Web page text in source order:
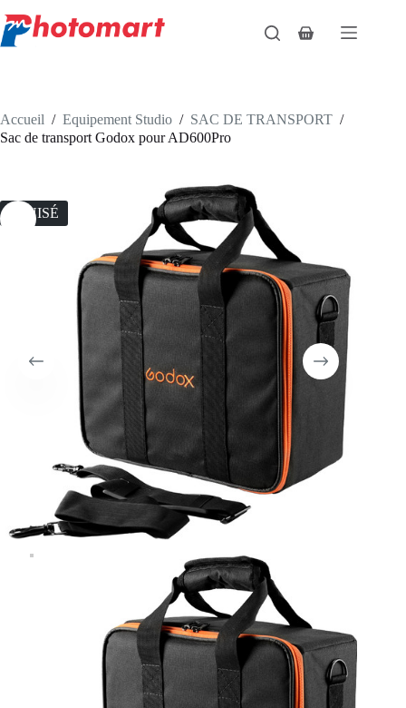
au
contenu
Panier
Accueil / Equipement Studio / SAC DE TRANSPORT /
Sac de transport Godox pour AD600Pro
ÉPUISÉ